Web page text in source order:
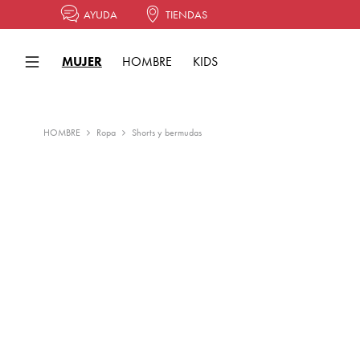
AYUDA TIENDAS
MUJER HOMBRE KIDS
HOMBRE Ropa Shorts y bermudas